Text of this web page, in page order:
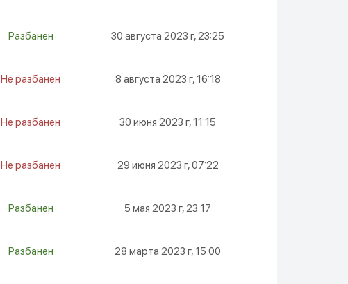
Разбанен 30 августа 2023 г, 23:25
Не разбанен 8 августа 2023 г, 16:18
Не разбанен 30 июня 2023 г, 11:15
Не разбанен 29 июня 2023 г, 07:22
Разбанен 5 мая 2023 г, 23:17
Разбанен 28 марта 2023 г, 15:00